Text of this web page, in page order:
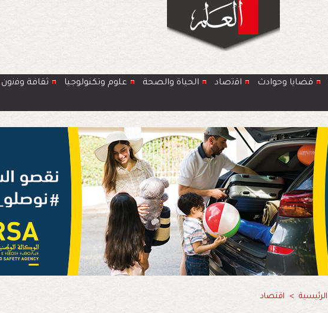
قضايا وحوادث اﻗﺗﺻﺎد الحياة والصحة ﻋﻠوم وتكنولوجيا ﺛﻘﺎﻓﺔ وﻓﻧون
الرئيسية > اقتصاد